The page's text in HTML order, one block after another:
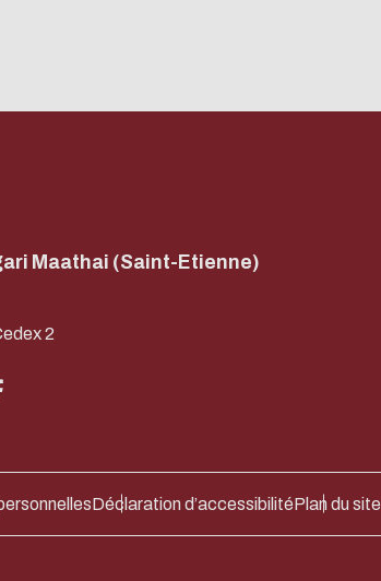
Maathai (Saint-Etienne)
2
Déclaration d’accessibilitéPlan du site